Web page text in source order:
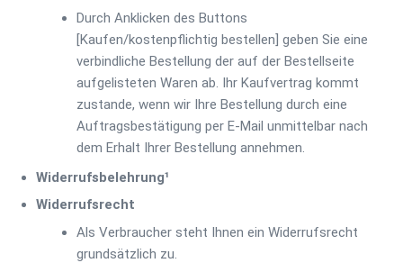
Durch Anklicken des Buttons
[Kaufen/kostenpflichtig bestellen] geben Sie eine
verbindliche Bestellung der auf der Bestellseite
aufgelisteten Waren ab. Ihr Kaufvertrag kommt
zustande, wenn wir Ihre Bestellung durch eine
Auftragsbestätigung per E-Mail unmittelbar nach
dem Erhalt Ihrer Bestellung annehmen.
Widerrufsbelehrung¹
Widerrufsrecht
Als Verbraucher steht Ihnen ein Widerrufsrecht
grundsätzlich zu.